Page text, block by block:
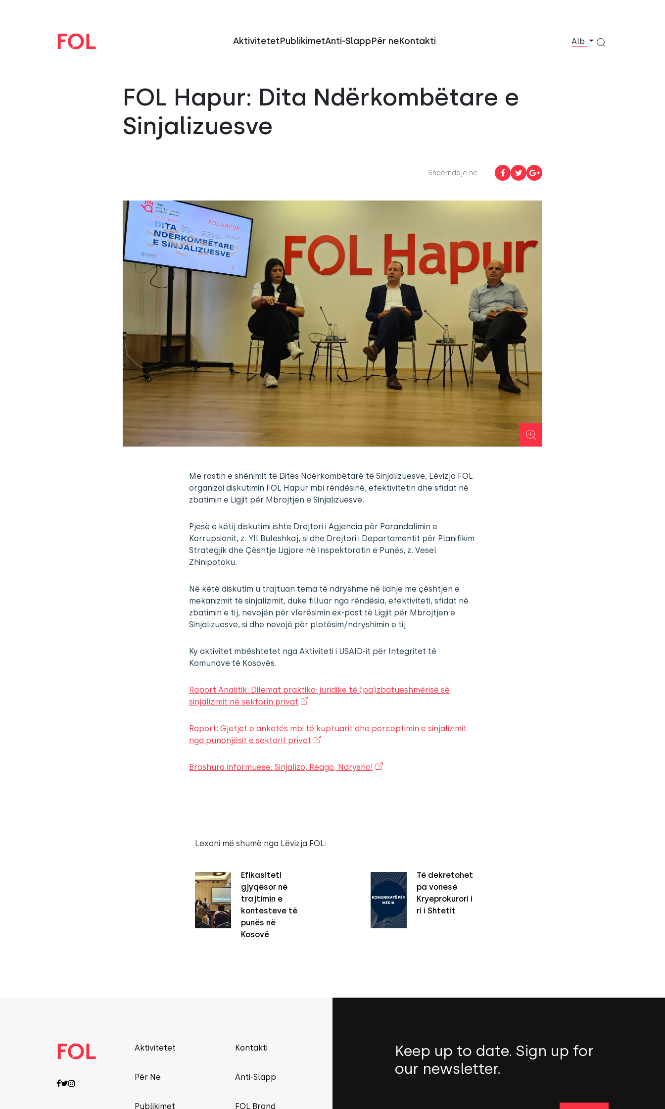
AktivitetetPublikimetAnti-SlappPër neKontakti Alb
FOL Hapur: Dita Ndërkombëtare e
Sinjalizuesve
Shpërndaje në:
Me rastin e shënimit të Ditës Ndërkombëtarë të Sinjalizuesve, Lëvizja FOL
organizoi diskutimin FOL Hapur mbi rëndësinë, efektivitetin dhe sfidat në
zbatimin e Ligjit për Mbrojtjen e Sinjalizuesve.
Pjesë e këtij diskutimi ishte Drejtori i Agjencia për Parandalimin e
Korrupsionit, z. Yll Buleshkaj, si dhe Drejtori i Departamentit për Planifikim
Strategjik dhe Çështje Ligjore në Inspektoratin e Punës, z. Vesel
Zhinipotoku.
Në këtë diskutim u trajtuan tema të ndryshme në lidhje me çështjen e
mekanizmit të sinjalizimit, duke filluar nga rëndësia, efektiviteti, sfidat në
zbatimin e tij, nevojën për vlerësimin ex-post të Ligjit për Mbrojtjen e
Sinjalizuesve, si dhe nevojë për plotësim/ndryshimin e tij.
Ky aktivitet mbështetet nga Aktiviteti i USAID-it për Integritet të
Komunave të Kosovës.
Raport Analitik: Dilemat praktiko-juridike të (pa)zbatueshmërisë së
sinjalizimit në sektorin privat
Raport: Gjetjet e anketës mbi të kuptuarit dhe perceptimin e sinjalizimit
nga punonjësit e sektorit privat
Broshura informuese: Sinjalizo, Reago, Ndrysho!
Lexoni më shumë nga Lëvizja FOL:
Efikasiteti
gjyqësor në
trajtimin e
kontesteve të
punës në
Kosovë
Të dekretohet
pa vonesë
Kryeprokurori i
ri i Shtetit
Aktivitetet
Për Ne
Publikimet
Kontakti
Anti-Slapp
FOL Brand
Keep up to date. Sign up for
our newsletter.